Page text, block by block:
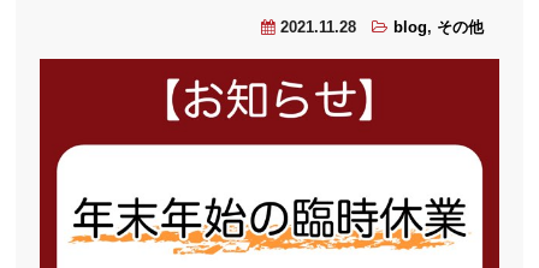
2021.11.28 blog, その他